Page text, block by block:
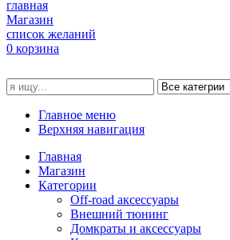
главная
Магазин
список желаний
0 корзина
Главное меню
Верхняя навигация
Главная
Магазин
Категории
Off-road аксессуары
Внешний тюнинг
Домкраты и аксессуары